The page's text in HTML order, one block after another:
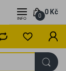
0 Kč
0